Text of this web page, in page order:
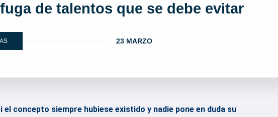
de talentos que se debe evitar
23 MARZO
el concepto siempre hubiese existido y nadie pone en duda su